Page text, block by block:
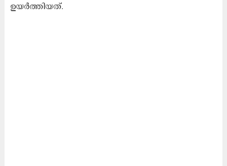
ഉയർത്തിയത്.